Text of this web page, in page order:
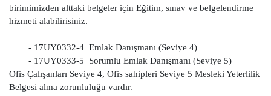
birimimizden alttaki belgeler için Eğitim, sınav ve belgelendirme
hizmeti alabilirisiniz.
- 17UY0332-4 Emlak Danışmanı (Seviye 4)
- 17UY0333-5 Sorumlu Emlak Danışmanı (Seviye 5)
Ofis Çalışanları Seviye 4, Ofis sahipleri Seviye 5 Mesleki Yeterlilik
Belgesi alma zorunluluğu vardır.